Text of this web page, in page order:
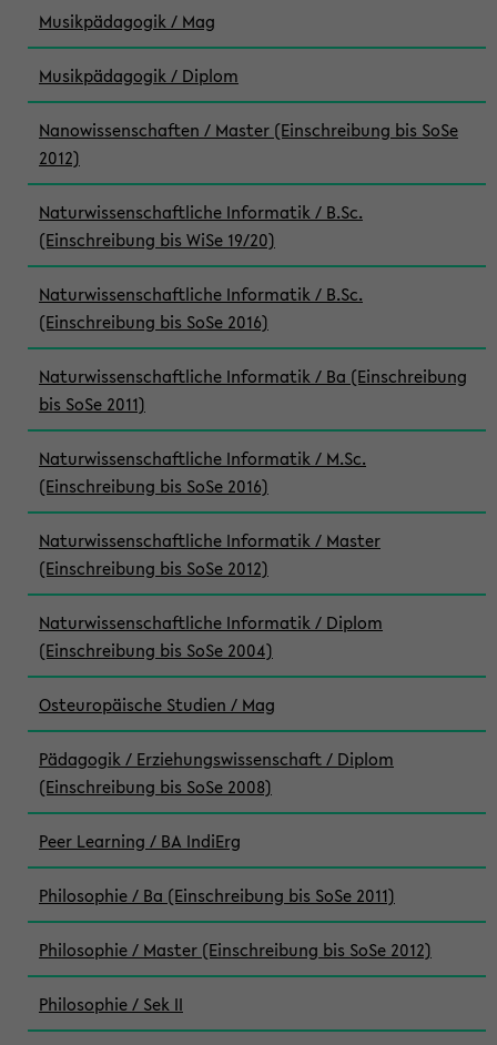
Musikpädagogik / Mag
Musikpädagogik / Diplom
Nanowissenschaften / Master (Einschreibung bis SoSe
2012)
Naturwissenschaftliche Informatik / B.Sc.
(Einschreibung bis WiSe 19/20)
Naturwissenschaftliche Informatik / B.Sc.
(Einschreibung bis SoSe 2016)
Naturwissenschaftliche Informatik / Ba (Einschreibung
bis SoSe 2011)
Naturwissenschaftliche Informatik / M.Sc.
(Einschreibung bis SoSe 2016)
Naturwissenschaftliche Informatik / Master
(Einschreibung bis SoSe 2012)
Naturwissenschaftliche Informatik / Diplom
(Einschreibung bis SoSe 2004)
Osteuropäische Studien / Mag
Pädagogik / Erziehungswissenschaft / Diplom
(Einschreibung bis SoSe 2008)
Peer Learning / BA IndiErg
Philosophie / Ba (Einschreibung bis SoSe 2011)
Philosophie / Master (Einschreibung bis SoSe 2012)
Philosophie / Sek II